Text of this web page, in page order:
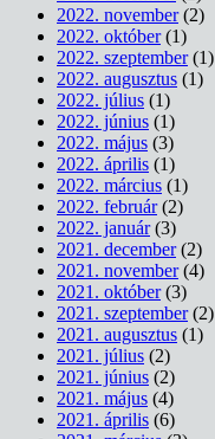
2022. november(2)
2022. október(1)
2022. szeptember(1)
2022. augusztus (1)
2022. július (1)
2022. június (1)
2022. május (3)
2022. április (1)
2022. március (1)
2022. február(2)
2022. január(3)
2021. december(2)
2021. november(4)
2021. október(3)
2021. szeptember(2)
2021. augusztus (1)
2021. július (2)
2021. június (2)
2021. május (4)
2021. április (6)